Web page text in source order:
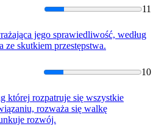
11
jego sprawiedliwość, według
ze skutkiem przestępstwa.
10
której rozpatruje się wszystkie
rozważa się walkę
rozwój.